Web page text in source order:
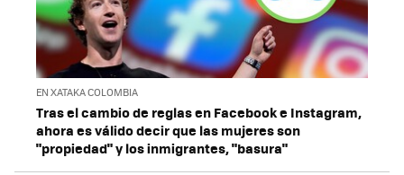
EN XATAKA COLOMBIA
Tras el cambio de reglas en Facebook e Instagram,
ahora es válido decir que las mujeres son
"propiedad" y los inmigrantes, "basura"